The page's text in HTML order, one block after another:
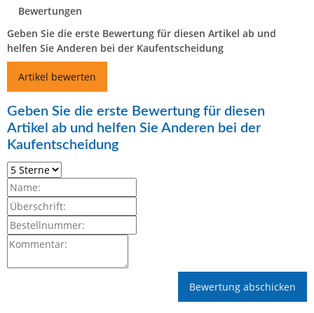
Bewertungen
Geben Sie die erste Bewertung für diesen Artikel ab und
helfen Sie Anderen bei der Kaufentscheidung
Artikel bewerten
Geben Sie die erste Bewertung für diesen
Artikel ab und helfen Sie Anderen bei der
Kaufentscheidung